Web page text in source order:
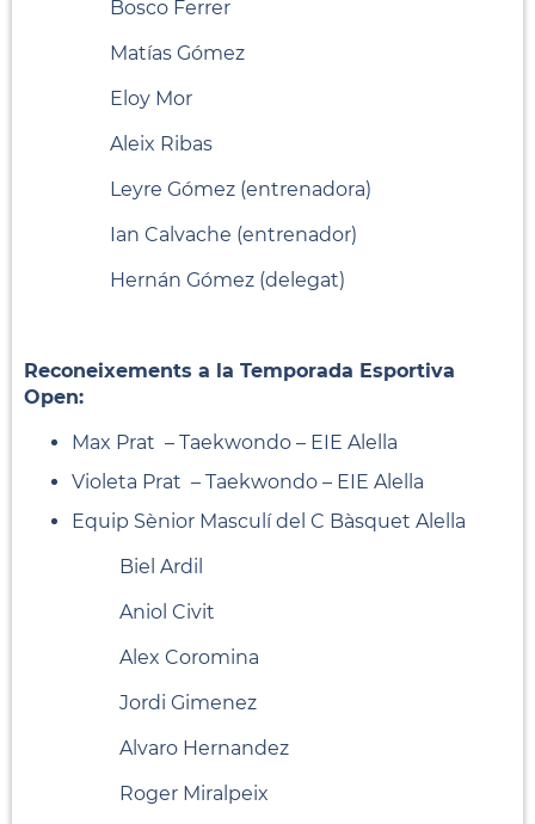
Bosco Ferrer
Matías Gómez
Eloy Mor
Aleix Ribas
Leyre Gómez (entrenadora)
Ian Calvache (entrenador)
Hernán Gómez (delegat)
Reconeixements a la Temporada Esportiva
Open:
Max Prat – Taekwondo – EIE Alella
Violeta Prat – Taekwondo – EIE Alella
Equip Sènior Masculí del C Bàsquet Alella
Biel Ardil
Aniol Civit
Alex Coromina
Jordi Gimenez
Alvaro Hernandez
Roger Miralpeix